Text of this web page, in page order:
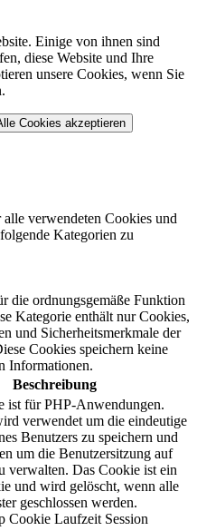
Einige von ihnen sind
diese Website und Ihre
unsere Cookies, wenn Sie
Cookies akzeptieren
verwendeten Cookies und
Kategorien zu
die ordnungsgemäße Funktion
Kategorie enthält nur Cookies,
und Sicherheitsmerkmale der
Cookies speichern keine
Informationen.
Beschreibung
ist für PHP-Anwendungen.
verwendet um die eindeutige
Benutzers zu speichern und
um die Benutzersitzung auf
verwalten. Das Cookie ist ein
und wird gelöscht, wenn alle
geschlossen werden.
Cookie Laufzeit Session